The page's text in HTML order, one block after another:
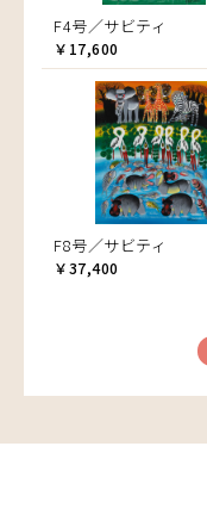
F4号／サビティ
￥17,600
F8号／サビティ
￥37,400